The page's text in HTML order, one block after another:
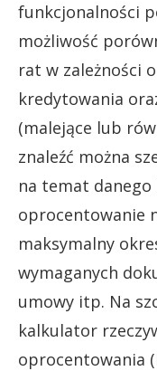
funkcjonalności
możliwość
rat w zależności
kredytowania
(malejące lub
znaleźć można
na temat
oprocentowanie
maksymalny
wymaganych
umowy itp. Na
kalkulator
oprocentowania